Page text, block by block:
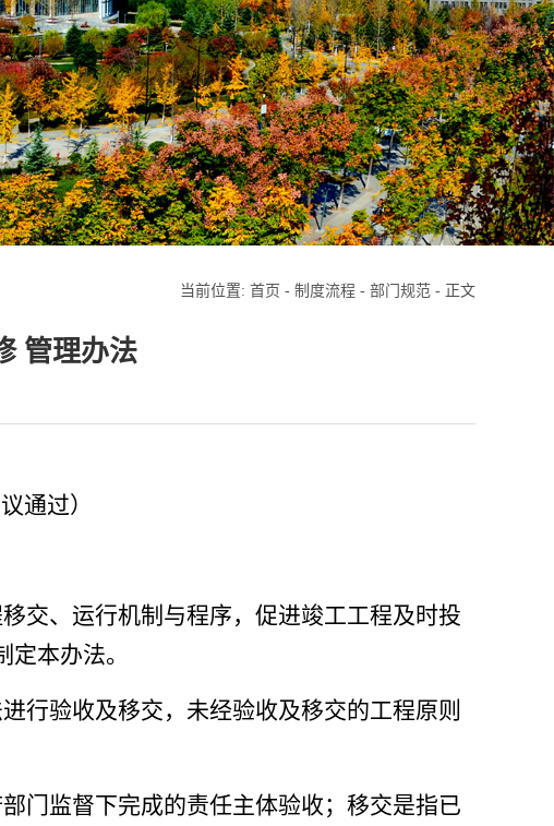
当前位置: 首页 - 制度流程 - 部门规范 - 正文
管理办法
通过）
交、运行机制与程序，促进竣工工程及时投
本办法。
行验收及移交，未经验收及移交的工程原则
门监督下完成的责任主体验收；移交是指已